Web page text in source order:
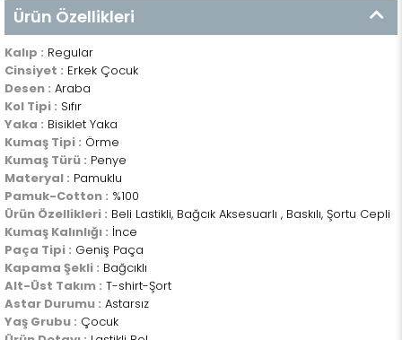
Ürün Özellikleri
Kalıp : Regular
Cinsiyet : Erkek Çocuk
Desen : Araba
Kol Tipi : Sıfır
Yaka : Bisiklet Yaka
Kumaş Tipi : Örme
Kumaş Türü : Penye
Materyal : Pamuklu
Pamuk-Cotton : %100
Ürün Özellikleri : Beli Lastikli, Bağcık Aksesuarlı , Baskılı, Şortu Cepli
Kumaş Kalınlığı : İnce
Paça Tipi : Geniş Paça
Kapama Şekli : Bağcıklı
Alt-Üst Takım : T-shirt-Şort
Astar Durumu : Astarsız
Yaş Grubu : Çocuk